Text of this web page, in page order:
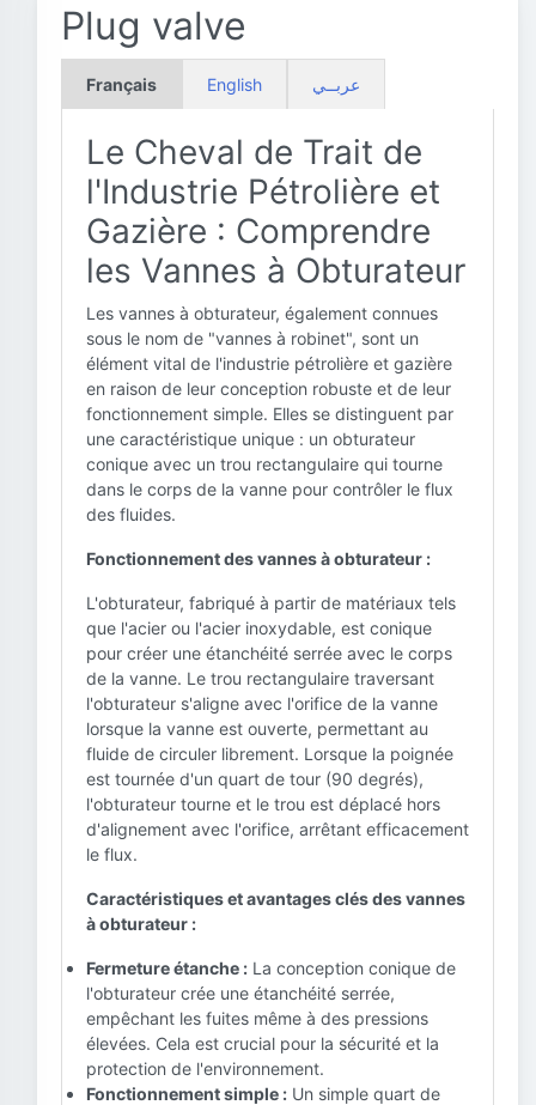
Plug valve
Français English عربــي
Le Cheval de Trait de
l'Industrie Pétrolière et
Gazière : Comprendre
les Vannes à Obturateur
Les vannes à obturateur, également connues
sous le nom de "vannes à robinet", sont un
élément vital de l'industrie pétrolière et gazière
en raison de leur conception robuste et de leur
fonctionnement simple. Elles se distinguent par
une caractéristique unique : un obturateur
conique avec un trou rectangulaire qui tourne
dans le corps de la vanne pour contrôler le flux
des fluides.
Fonctionnement des vannes à obturateur :
L'obturateur, fabriqué à partir de matériaux tels
que l'acier ou l'acier inoxydable, est conique
pour créer une étanchéité serrée avec le corps
de la vanne. Le trou rectangulaire traversant
l'obturateur s'aligne avec l'orifice de la vanne
lorsque la vanne est ouverte, permettant au
fluide de circuler librement. Lorsque la poignée
est tournée d'un quart de tour (90 degrés),
l'obturateur tourne et le trou est déplacé hors
d'alignement avec l'orifice, arrêtant efficacement
le flux.
Caractéristiques et avantages clés des vannes
à obturateur :
Fermeture étanche : La conception conique de
l'obturateur crée une étanchéité serrée,
empêchant les fuites même à des pressions
élevées. Cela est crucial pour la sécurité et la
protection de l'environnement.
Fonctionnement simple : Un simple quart de